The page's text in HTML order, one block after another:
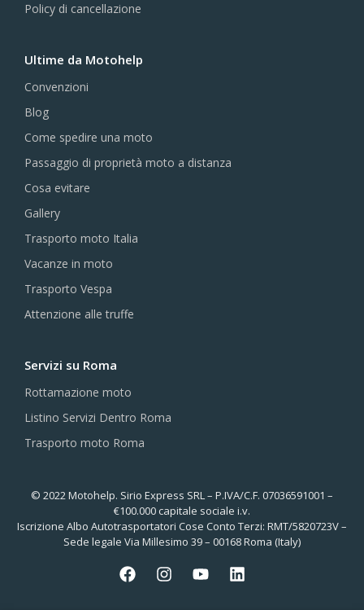
Policy di cancellazione
Ultime da Motohelp
Convenzioni
Blog
Come spedire una moto
Passaggio di proprietà moto a distanza
Cosa evitare
Gallery
Trasporto moto Italia
Vacanze in moto
Trasporto Vespa
Attenzione alle truffe
Servizi su Roma
Rottamazione moto
Listino Servizi Dentro Roma
Trasporto moto Roma
© 2022 Motohelp. Sirio Express SRL – P.IVA/C.F. 07036591001 –
€100.000 capitale sociale i.v.
Iscrizione Albo Autotrasportatori Cose Conto Terzi: RMT/5820723V –
Sede legale Via Millesimo 39 – 00168 Roma (Italy)